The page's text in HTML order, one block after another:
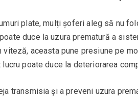
plate, mulți șoferi aleg să nu
duce la uzura prematură a
aceasta pune presiune pe
lucru poate duce la deteriorarea
transmisia și a preveni uzura